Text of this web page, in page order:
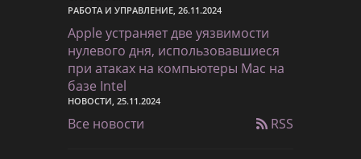
РАБОТА И УПРАВЛЕНИЕ, 26.11.2024
Apple устраняет две уязвимости
нулевого дня, использовавшиеся
при атаках на компьютеры Mac на
базе Intel
НОВОСТИ, 25.11.2024
Все новости RSS